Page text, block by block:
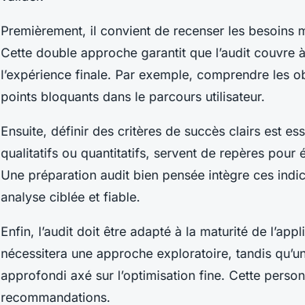
Premièrement, il convient de recenser les besoins
Cette double approche garantit que l’audit couvre
l’expérience finale. Par exemple, comprendre les
points bloquants dans le parcours utilisateur.
Ensuite, définir des critères de succès clairs est
qualitatifs ou quantitatifs, servent de repères pour
Une préparation audit bien pensée intègre ces
analyse ciblée et fiable.
Enfin, l’audit doit être adapté à la maturité de
nécessitera une approche exploratoire, tandis
approfondi axé sur l’optimisation fine. Cette
recommandations.